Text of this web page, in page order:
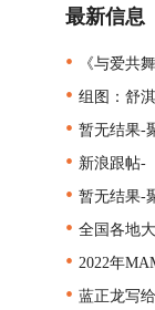
最新信息
• 《与爱共
• 组图：舒
• 暂无结果-
• 新浪跟帖-
• 暂无结果-
• 全国各地
• 2022年
• 蓝正龙写